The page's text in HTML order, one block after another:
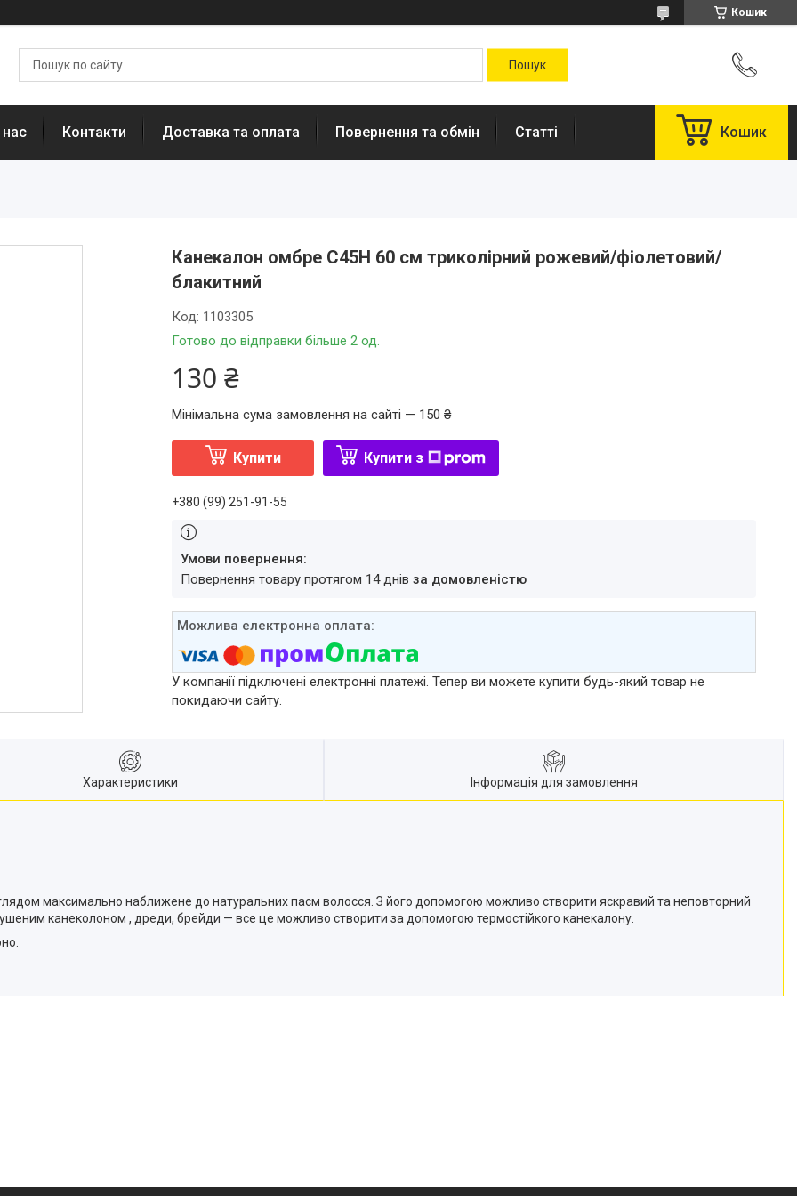
Кошик
Контакти Доставка та оплата Повернення та обмін Статті Кошик
Канекалон омбре C45Н 60 см триколірний рожевий/фіолетовий/
блакитний
Готово до відправки більше 2 од.
Код: 1103305
130 ₴
Мінімальна сума замовлення на сайті — 150 ₴
Купити Купити з
+380 (99) 251-91-55
повернення товару протягом 14 днівза домовленістю
У компанії підключені електронні платежі. Тепер ви можете купити будь-який товар не
покидаючи сайту.
Характеристики Інформація для замовлення
максимально наближене до натуральних пасм волосся. З його допомогою можливо створити яскравий та неповторний
канеколоном , дреди, брейди — все це можливо створити за допомогою термостійкого канекалону.